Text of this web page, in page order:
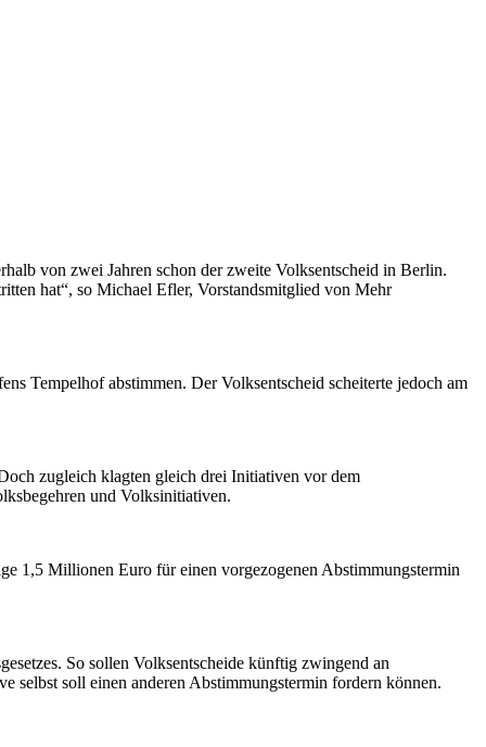
von zwei Jahren schon der zweite Volksentscheid in Berlin.
hat“, so Michael Efler, Vorstandsmitglied von Mehr
Tempelhof abstimmen. Der Volksentscheid scheiterte jedoch am
zugleich klagten gleich drei Initiativen vor dem
und Volksinitiativen.
1,5 Millionen Euro für einen vorgezogenen Abstimmungstermin
So sollen Volksentscheide künftig zwingend an
selbst soll einen anderen Abstimmungstermin fordern können.